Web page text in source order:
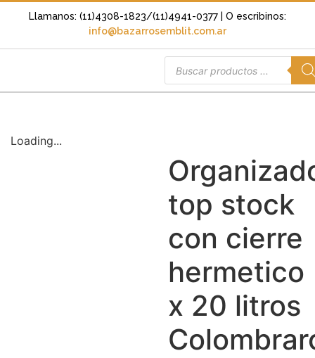
Llamanos: (11)4308-1823/(11)4941-0377
| O escribinos:
info@bazarrosemblit.com.ar
Loading...
top stock
con cierre
hermetico
x 20 litros